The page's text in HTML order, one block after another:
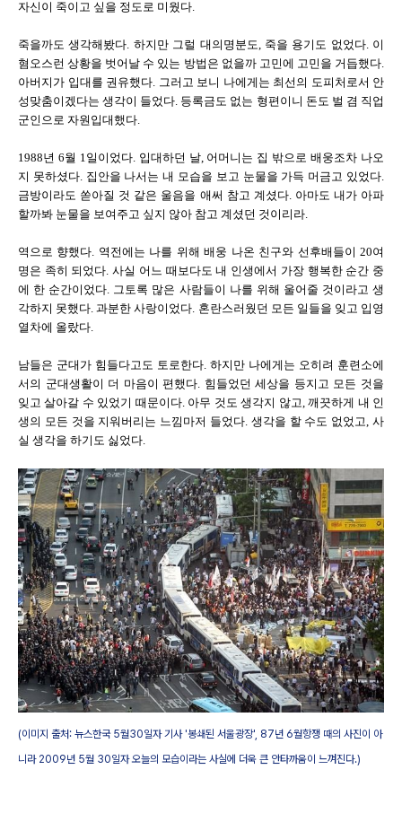
자신이 죽이고 싶을 정도로 미웠다.
죽을까도 생각해봤다. 하지만 그럴 대의명분도, 죽을 용기도 없었다. 이
혐오스런 상황을 벗어날 수 있는 방법은 없을까 고민에 고민을 거듭했다.
아버지가 입대를 권유했다. 그러고 보니 나에게는 최선의 도피처로서 안
성맞춤이겠다는 생각이 들었다. 등록금도 없는 형편이니 돈도 벌 겸 직업
군인으로 자원입대했다.
1988년 6월 1일이었다. 입대하던 날, 어머니는 집 밖으로 배웅조차 나오
지 못하셨다. 집안을 나서는 내 모습을 보고 눈물을 가득 머금고 있었다.
금방이라도 쏟아질 것 같은 울음을 애써 참고 계셨다. 아마도 내가 아파
할까봐 눈물을 보여주고 싶지 않아 참고 계셨던 것이리라.
역으로 향했다. 역전에는 나를 위해 배웅 나온 친구와 선후배들이 20여
명은 족히 되었다. 사실 어느 때보다도 내 인생에서 가장 행복한 순간 중
에 한 순간이었다. 그토록 많은 사람들이 나를 위해 울어줄 것이라고 생
각하지 못했다. 과분한 사랑이었다. 혼란스러웠던 모든 일들을 잊고 입영
열차에 올랐다.
남들은 군대가 힘들다고도 토로한다. 하지만 나에게는 오히려 훈련소에
서의 군대생활이 더 마음이 편했다. 힘들었던 세상을 등지고 모든 것을
잊고 살아갈 수 있었기 때문이다. 아무 것도 생각지 않고, 깨끗하게 내 인
생의 모든 것을 지워버리는 느낌마저 들었다. 생각을 할 수도 없었고, 사
실 생각을 하기도 싫었다.
(이미지 출처: 뉴스한국 5월30일자 기사 '봉쇄된 서울광장', 87년 6월항쟁 때의 사진이 아
니라 2009년 5월 30일자 오늘의 모습이라는 사실에 더욱 큰 안타까움이 느껴진다.)